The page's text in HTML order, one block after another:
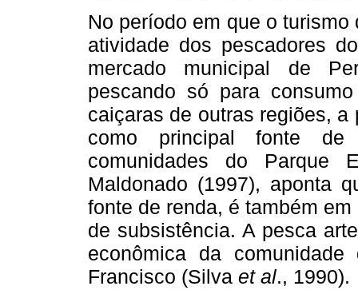
No período em que o
atividade dos pescadores
mercado municipal de
pescando só para
caiçaras de outras regiões,
como principal fonte
comunidades do Parque
Maldonado (1997), aponta
fonte de renda, é também
de subsistência. A pesca
econômica da
Francisco (Silva et al., 1990).